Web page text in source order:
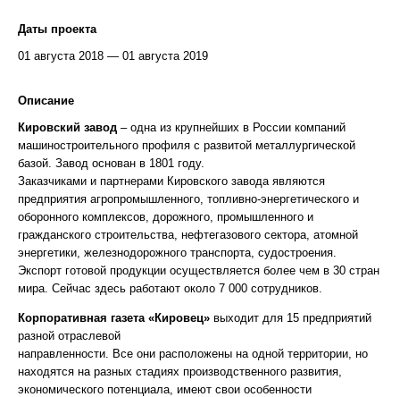
Даты проекта
01 августа 2018 — 01 августа 2019
Описание
Кировский завод – одна из крупнейших в России компаний
машиностроительного профиля с развитой металлургической
базой. Завод основан в 1801 году.
Заказчиками и партнерами Кировского завода являются
предприятия агропромышленного, топливно-энергетического и
оборонного комплексов, дорожного, промышленного и
гражданского строительства, нефтегазового сектора, атомной
энергетики, железнодорожного транспорта, судостроения.
Экспорт готовой продукции осуществляется более чем в 30 стран
мира. Сейчас здесь работают около 7 000 сотрудников.
Корпоративная газета «Кировец» выходит для 15 предприятий
разной отраслевой
направленности. Все они расположены на одной территории, но
находятся на разных стадиях производственного развития,
экономического потенциала, имеют свои особенности